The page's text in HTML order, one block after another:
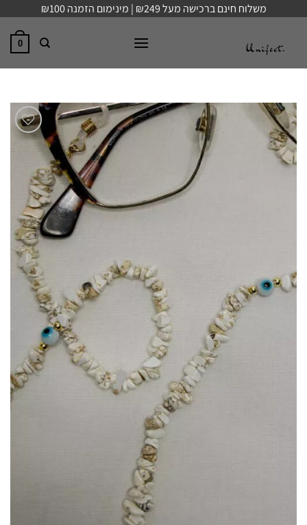
content
משלוח חינם ברכישה מעל ₪249 | מינימום הזמנה ₪100
0